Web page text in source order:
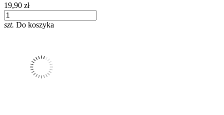
19,90 zł
szt. Do koszyka